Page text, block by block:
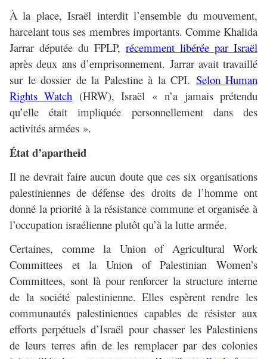
À la place, Israël interdit l’ensemble du mouvement,
harcelant tous ses membres importants. Comme Khalida
Jarrar députée du FPLP, récemment libérée par Israël
après deux ans d’emprisonnement. Jarrar avait travaillé
sur le dossier de la Palestine à la CPI. Selon Human
Rights Watch (HRW), Israël « n’a jamais prétendu
qu’elle était impliquée personnellement dans des
activités armées ».
État d’apartheid
Il ne devrait faire aucun doute que ces six organisations
palestiniennes de défense des droits de l’homme ont
donné la priorité à la résistance commune et organisée à
l’occupation israélienne plutôt qu’à la lutte armée.
Certaines, comme la Union of Agricultural Work
Committees et la Union of Palestinian Women’s
Committees, sont là pour renforcer la structure interne
de la société palestinienne. Elles espèrent rendre les
communautés palestiniennes capables de résister aux
efforts perpétuels d’Israël pour chasser les Palestiniens
de leurs terres afin de les remplacer par des colonies